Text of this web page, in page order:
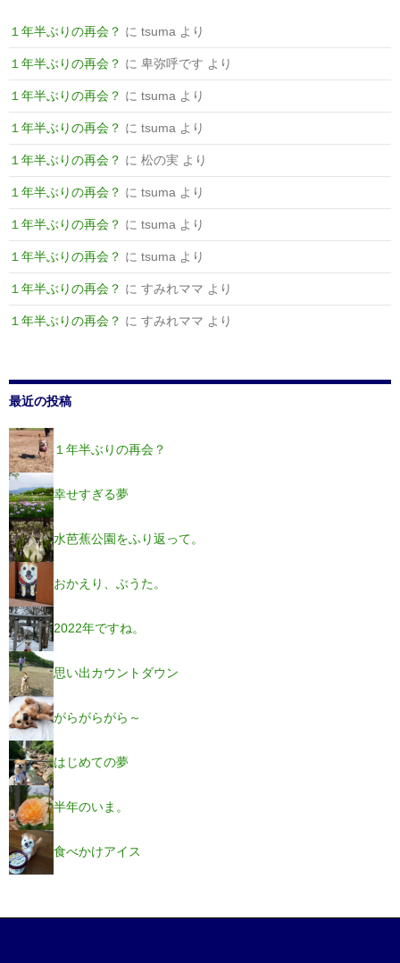
１年半ぶりの再会？ に tsuma より
１年半ぶりの再会？ に 卑弥呼です より
１年半ぶりの再会？ に tsuma より
１年半ぶりの再会？ に tsuma より
１年半ぶりの再会？ に 松の実 より
１年半ぶりの再会？ に tsuma より
１年半ぶりの再会？ に tsuma より
１年半ぶりの再会？ に tsuma より
１年半ぶりの再会？ に すみれママ より
１年半ぶりの再会？ に すみれママ より
最近の投稿
１年半ぶりの再会？
幸せすぎる夢
水芭蕉公園をふり返って。
おかえり、ぶうた。
2022年ですね。
思い出カウントダウン
がらがらがら～
はじめての夢
半年のいま。
食べかけアイス